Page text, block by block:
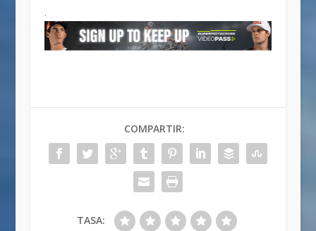
.
COMPARTIR:
TASA: